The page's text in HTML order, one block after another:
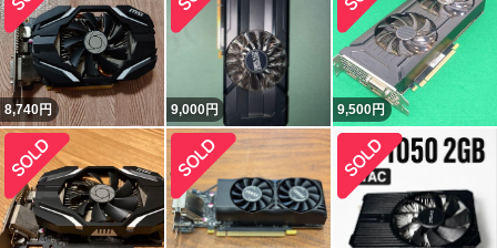
8,740円 9,000円 9,500円